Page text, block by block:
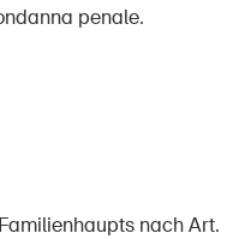
penale.
nach Art.